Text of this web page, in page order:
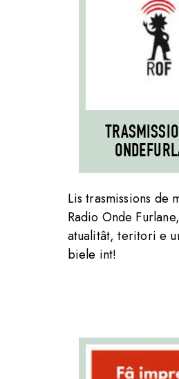
Lis trasmissions de
Radio Onde
atualitât, teritori e
biele int!